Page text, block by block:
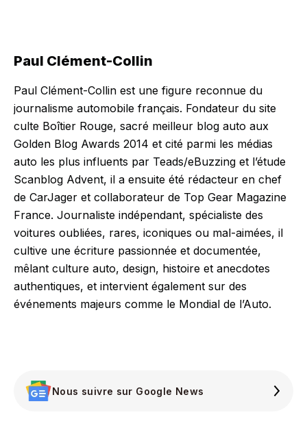
Paul Clément-Collin
Paul Clément-Collin est une figure reconnue du
journalisme automobile français. Fondateur du site
culte Boîtier Rouge, sacré meilleur blog auto aux
Golden Blog Awards 2014 et cité parmi les médias
auto les plus influents par Teads/eBuzzing et l’étude
Scanblog Advent, il a ensuite été rédacteur en chef
de CarJager et collaborateur de Top Gear Magazine
France. Journaliste indépendant, spécialiste des
voitures oubliées, rares, iconiques ou mal-aimées, il
cultive une écriture passionnée et documentée,
mêlant culture auto, design, histoire et anecdotes
authentiques, et intervient également sur des
événements majeurs comme le Mondial de l’Auto.
Nous suivre sur Google News